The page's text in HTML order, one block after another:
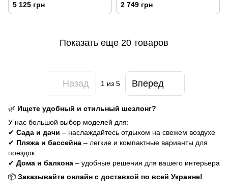
5 125 грн 2 749 грн
Показать еще 20 товаров
Назад 1из 5 Вперед
🌿 Ищете удобный и стильный шезлонг?
У нас большой выбор моделей для:
✔ Сада и дачи – наслаждайтесь отдыхом на свежем воздухе
✔ Пляжа и бассейна – легкие и компактные варианты для
поездок
✔ Дома и балкона – удобные решения для вашего интерьера
📦 Заказывайте онлайн с доставкой по всей Украине!